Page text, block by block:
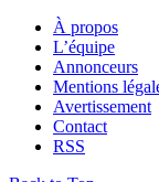
À propos
L’équipe
Annonceurs
Mentions
Avertissement
Contact
RSS